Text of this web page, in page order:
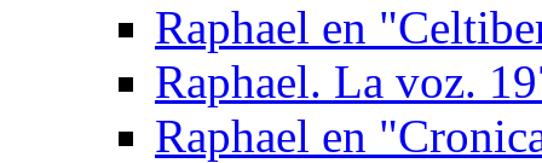
Raphael en
Raphael. La voz.
Raphael en